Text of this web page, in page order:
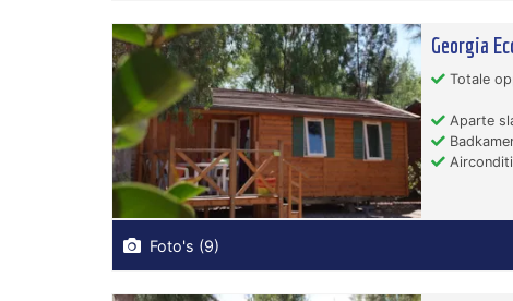
Georgia
Totale
Aparte
Foto's (9)